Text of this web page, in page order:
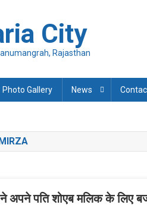
City
Rajasthan
Photo Gallery News
ने अपने पति शोएब मलिक के लिए